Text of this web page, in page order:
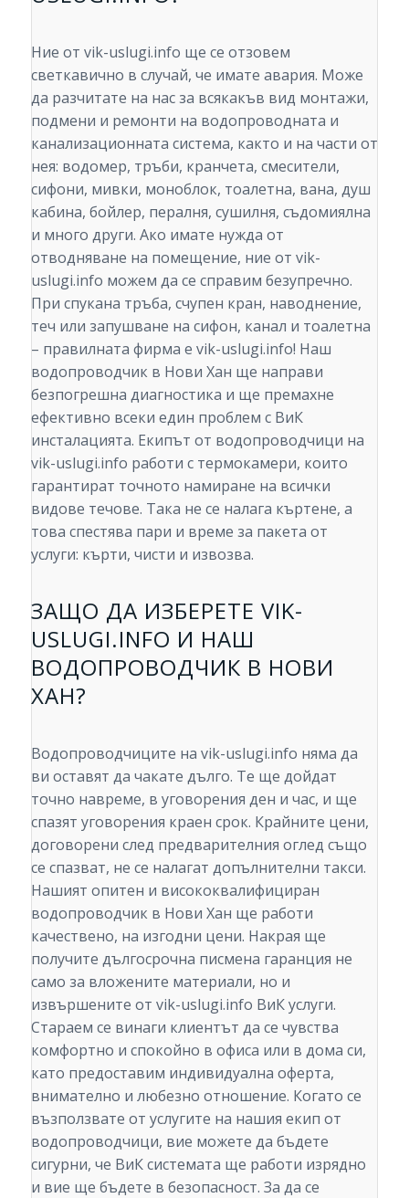
Ние от vik-uslugi.info ще се отзовем
светкавично в случай, че имате авария. Може
да разчитате на нас за всякакъв вид монтажи,
подмени и ремонти на водопроводната и
канализационната система, както и на части от
нея: водомер, тръби, кранчета, смесители,
сифони, мивки, моноблок, тоалетна, вана, душ
кабина, бойлер, пералня, сушилня, съдомиялна
и много други. Ако имате нужда от
отводняване на помещение, ние от vik-
uslugi.info можем да се справим безупречно.
При спукана тръба, счупен кран, наводнение,
теч или запушване на сифон, канал и тоалетна
– правилната фирма е vik-uslugi.info! Наш
водопроводчик в Нови Хан ще направи
безпогрешна диагностика и ще премахне
ефективно всеки един проблем с ВиК
инсталацията. Екипът от водопроводчици на
vik-uslugi.info работи с термокамери, които
гарантират точното намиране на всички
видове течове. Така не се налага къртене, а
това спестява пари и време за пакета от
услуги: кърти, чисти и извозва.
ЗАЩО ДА ИЗБЕРЕТЕ VIK-
USLUGI.INFO И НАШ
ВОДОПРОВОДЧИК В НОВИ
ХАН?
Водопроводчиците на vik-uslugi.info няма да
ви оставят да чакате дълго. Те ще дойдат
точно навреме, в уговорения ден и час, и ще
спазят уговорения краен срок. Крайните цени,
договорени след предварителния оглед също
се спазват, не се налагат допълнителни такси.
Нашият опитен и висококвалифициран
водопроводчик в Нови Хан ще работи
качествено, на изгодни цени. Накрая ще
получите дългосрочна писмена гаранция не
само за вложените материали, но и
извършените от vik-uslugi.info ВиК услуги.
Стараем се винаги клиентът да се чувства
комфортно и спокойно в офиса или в дома си,
като предоставим индивидуална оферта,
внимателно и любезно отношение. Когато се
възползвате от услугите на нашия екип от
водопроводчици, вие можете да бъдете
сигурни, че ВиК системата ще работи изрядно
и вие ще бъдете в безопасност. За да се